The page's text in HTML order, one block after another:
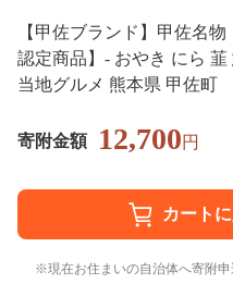
【甲佐ブランド】甲佐名
認定商品】- おやき にら
当地グルメ 熊本県 甲佐町
寄附金額 12,700円
現在お住まいの自治体へ寄附